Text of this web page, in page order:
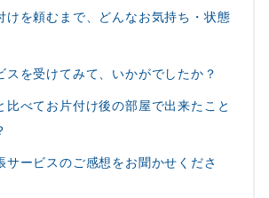
けを頼むまで、どんなお気持ち・状態
スを受けてみて、いかがでしたか？
比べてお片付け後の部屋で出来たこと
サービスのご感想をお聞かせくださ